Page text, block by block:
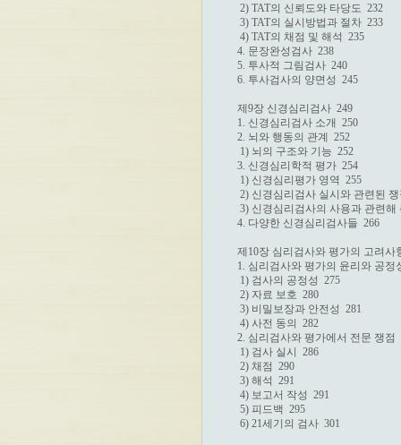
2) TAT의 신뢰도와 타당도  232
3) TAT의 실시방법과 절차  233
4) TAT의 채점 및 해석  235
4. 문장완성검사  238
5. 투사적 그림검사  240
6. 투사검사의 양면성  245
제9장 신경심리검사  249
1. 신경심리검사 소개  250
2. 뇌와 행동의 관계  252
1) 뇌의 구조와 기능  252
3. 신경심리학적 평가  254
1) 신경심리평가 영역  255
2) 신경심리검사 실시와 관련된 쟁
3) 신경심리검사의 사용과 관련해
4. 다양한 신경심리검사들  266
제10장 심리검사와 평가의 고려사
1. 심리검사와 평가의 윤리와 공정
1) 검사의 공정성  275
2) 자료 보호  280
3) 비밀보장과 안전성  281
4) 사전 동의  282
2. 심리검사와 평가에서 전문 쟁점
1) 검사 실시  286
2) 채점  290
3) 해석  291
4) 보고서 작성  291
5) 피드백  295
6) 21세기의 검사  301